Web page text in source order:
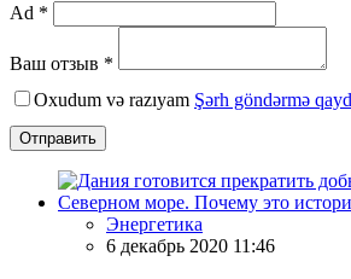
Ad *
Ваш отзыв *
Oxudum və razıyam Şərh göndərmə
Отправить
Энергетика
6 декабрь 2020 11:46